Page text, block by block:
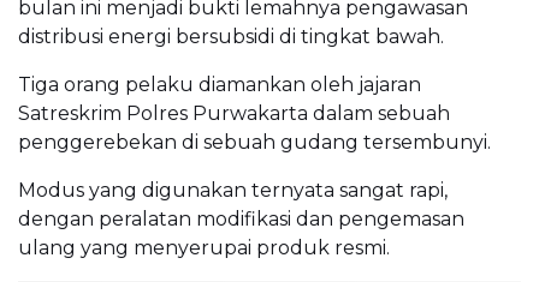
bulan ini menjadi bukti lemahnya pengawasan
distribusi energi bersubsidi di tingkat bawah.
Tiga orang pelaku diamankan oleh jajaran
Satreskrim Polres Purwakarta dalam sebuah
penggerebekan di sebuah gudang tersembunyi.
Modus yang digunakan ternyata sangat rapi,
dengan peralatan modifikasi dan pengemasan
ulang yang menyerupai produk resmi.